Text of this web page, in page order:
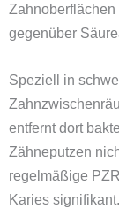
gegenüber
Speziell in
entfernt dort
Zähneputzen
regelmäßige
Karies signifikant.